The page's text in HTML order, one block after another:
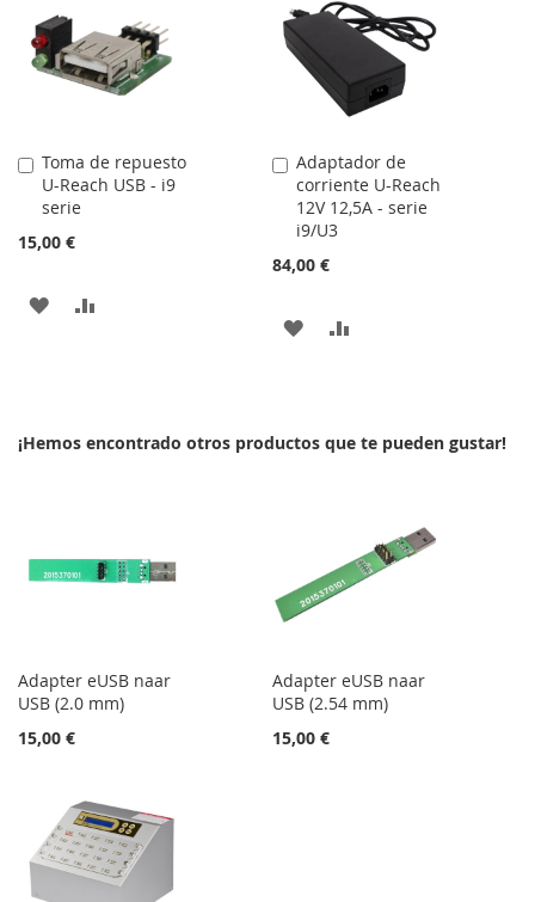
Toma de repuesto
U-Reach USB - i9
serie
15,00 €
Añadir
al
carrito
AÑADIR
Adaptador de
corriente U-Reach
12V 12,5A - serie
i9/U3
84,00 €
Añadir
al
carrito
AÑADIR
LISTA
¡Hemos encontrado otros productos que te pueden gustar!
Adapter eUSB naar
USB (2.0 mm)
15,00 €
Adapter eUSB naar
USB (2.54 mm)
15,00 €